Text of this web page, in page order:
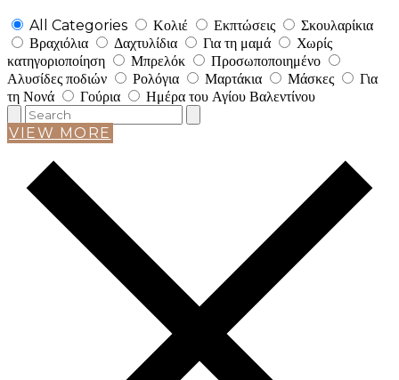
All Categories Κολιέ Εκπτώσεις
Σκουλαρίκια
Βραχιόλια
Δαχτυλίδια Για τη μαμά
Χωρίς
κατηγοριοποίηση
Μπρελόκ
Προσωποποιημένο
Αλυσίδες ποδιών
Ρολόγια Μαρτάκια Μάσκες
Για
τη Νονά
Γούρια Ημέρα του Αγίου Βαλεντίνου
VIEW MORE